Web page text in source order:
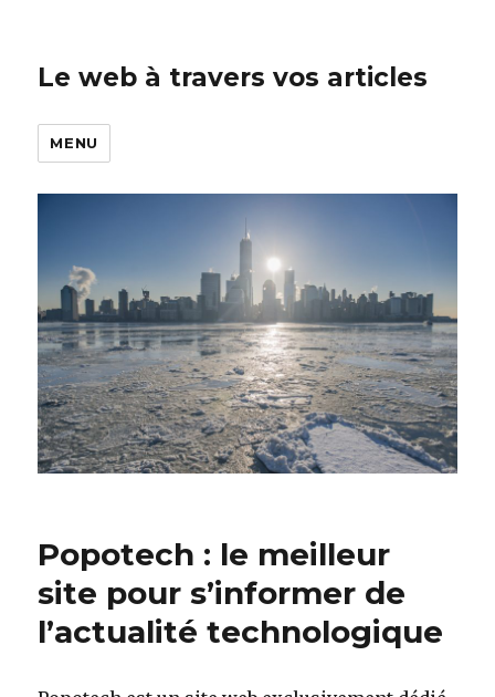
Le web à travers vos articles
MENU
Popotech : le meilleur
site pour s’informer de
l’actualité technologique